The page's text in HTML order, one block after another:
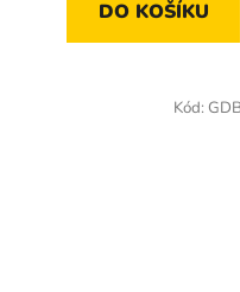
DO KOŠÍKU
Kód: